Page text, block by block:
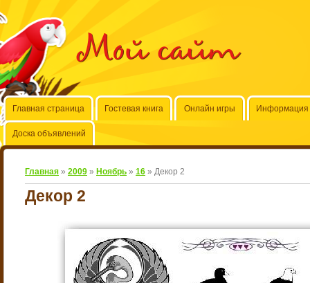
Мой сайт
Главная страница Гостевая книга Онлайн игры Информация
Доска объявлений
Главная » 2009 » Ноябрь » 16 » Декор 2
Декор 2